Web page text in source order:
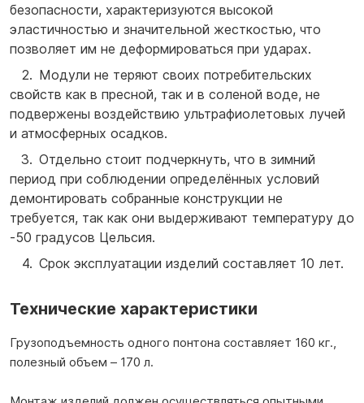
безопасности, характеризуются высокой
эластичностью и значительной жесткостью, что
позволяет им не деформироваться при ударах.
Модули не теряют своих потребительских
свойств как в пресной, так и в соленой воде, не
подвержены воздействию ультрафиолетовых лучей
и атмосферных осадков.
Отдельно стоит подчеркнуть, что в зимний
период при соблюдении определённых условий
демонтировать собранные конструкции не
требуется, так как они выдерживают температуру до
-50 градусов Цельсия.
Срок эксплуатации изделий составляет 10 лет.
Технические характеристики
Грузоподъемность одного понтона составляет 160 кг.,
полезный объем – 170 л.